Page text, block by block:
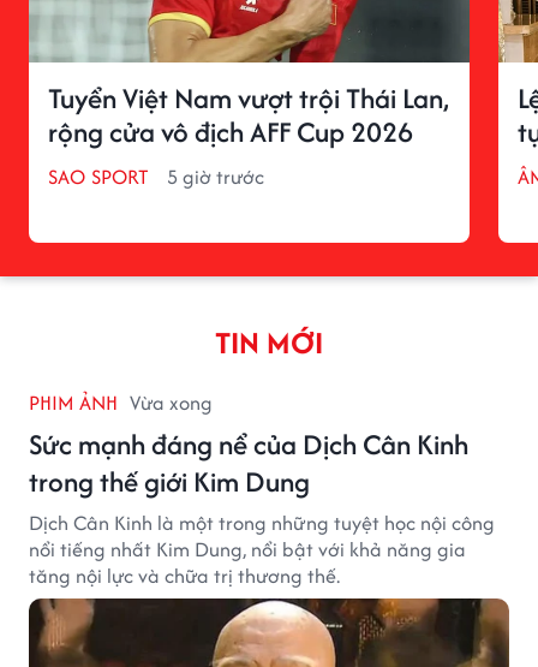
Tuyển Việt Nam vượt trội Thái Lan,
rộng cửa vô địch AFF Cup 2026
SAO SPORT 5 giờ trước
TIN MỚI
PHIM ẢNH Vừa xong
Sức mạnh đáng nể của Dịch Cân Kinh
trong thế giới Kim Dung
Dịch Cân Kinh là một trong những tuyệt học nội công
nổi tiếng nhất Kim Dung, nổi bật với khả năng gia
tăng nội lực và chữa trị thương thế.